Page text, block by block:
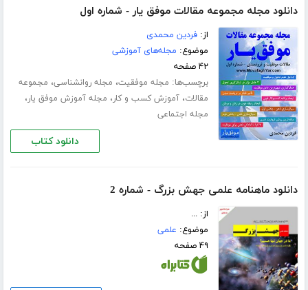
دانلود مجله مجموعه مقالات موفق یار - شماره اول
از:فردین محمدی
موضوع: مجله‌های آموزشی
۴۲ صفحه
برچسب‌ها: مجله موفقیت، مجله روانشناسی، مجموعه
مقالات،آموزش کسب و کار، مجله آموزش موفق یار،
مجله اجتماعی
دانلود کتاب
دانلود ماهنامه علمی جهش بزرگ - شماره 2
از: ...
موضوع: علمی
۴۹ صفحه